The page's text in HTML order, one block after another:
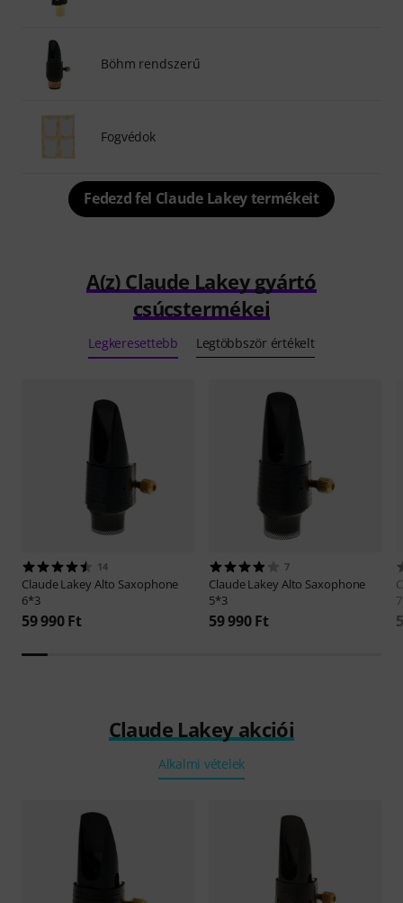
Böhm rendszerű
Fogvédok
Fedezd fel Claude Lakey termékeit
A(z) Claude Lakey gyártó
csúcstermékei
Legkeresettebb Legtöbbször értékelt
14
Claude Lakey Alto Saxophone
6*3
59 990 Ft
7
Claude Lakey Alto Saxophone
5*3
59 990 Ft
Claude Lakey akciói
Alkalmi vételek